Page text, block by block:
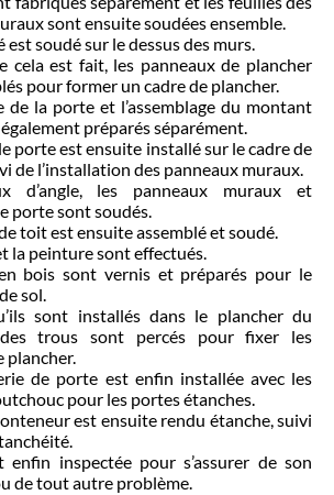
sont ensuite soudées ensemble.
est soudé sur le dessus des murs.
cela est fait, les panneaux de plancher
pour former un cadre de plancher.
de la porte et l’assemblage du montant
également préparés séparément.
porte est ensuite installé sur le cadre de
de l’installation des panneaux muraux.
d’angle, les panneaux muraux et
porte sont soudés.
toit est ensuite assemblé et soudé.
la peinture sont effectués.
bois sont vernis et préparés pour le
sol.
sont installés dans le plancher du
des trous sont percés pour fixer les
plancher.
de porte est enfin installée avec les
pour les portes étanches.
est ensuite rendu étanche, suivi
enfin inspectée pour s’assurer de son
de tout autre problème.